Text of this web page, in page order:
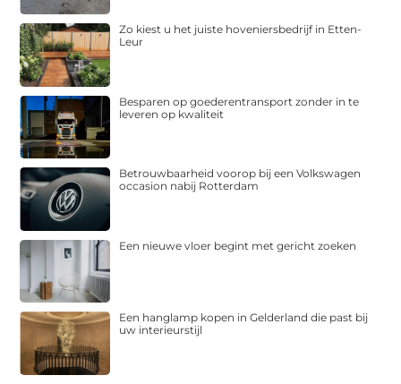
Zo kiest u het juiste hoveniersbedrijf in Etten-
Leur
Besparen op goederentransport zonder in te
leveren op kwaliteit
Betrouwbaarheid voorop bij een Volkswagen
occasion nabij Rotterdam
Een nieuwe vloer begint met gericht zoeken
Een hanglamp kopen in Gelderland die past bij
uw interieurstijl